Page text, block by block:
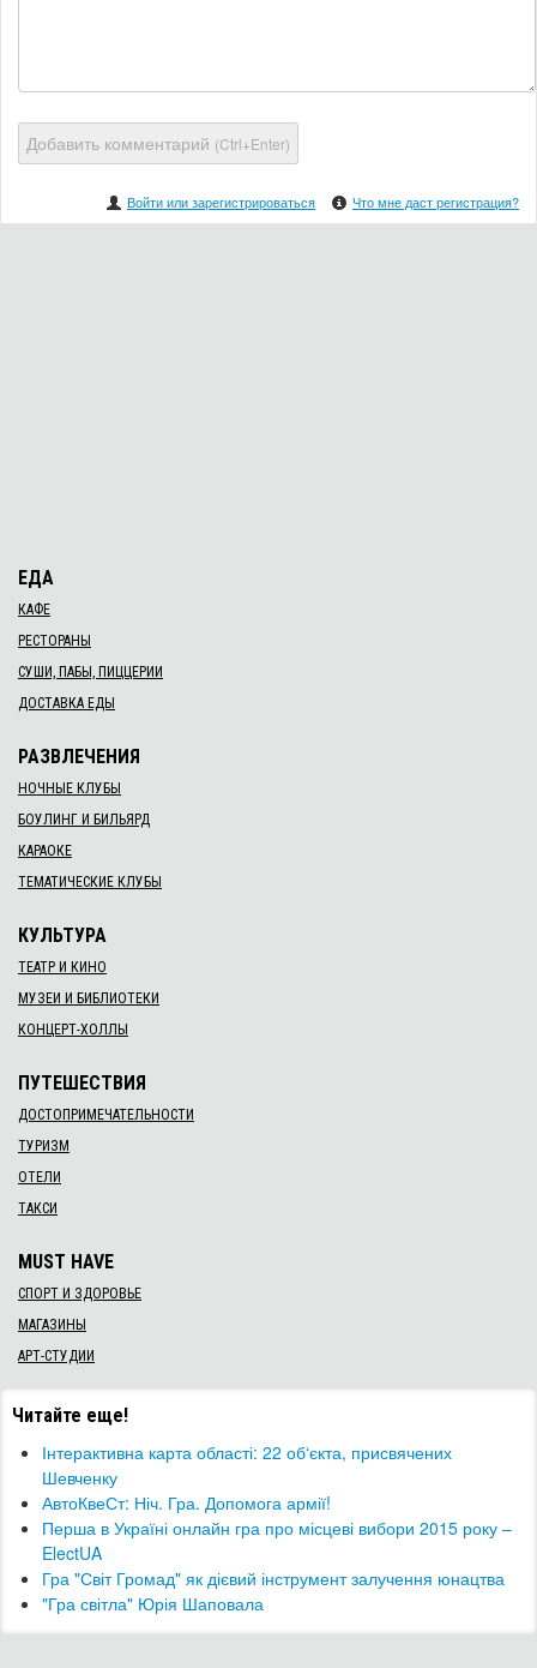
Добавить комментарий (Ctrl+Enter)
Войти или зарегистрироваться Что мне даст регистрация?
ЕДА
КАФЕ
РЕСТОРАНЫ
СУШИ, ПАБЫ, ПИЦЦЕРИИ
ДОСТАВКА ЕДЫ
РАЗВЛЕЧЕНИЯ
НОЧНЫЕ КЛУБЫ
БОУЛИНГ И БИЛЬЯРД
КАРАОКЕ
ТЕМАТИЧЕСКИЕ КЛУБЫ
КУЛЬТУРА
ТЕАТР И КИНО
МУЗЕИ И БИБЛИОТЕКИ
КОНЦЕРТ-ХОЛЛЫ
ПУТЕШЕСТВИЯ
ДОСТОПРИМЕЧАТЕЛЬНОСТИ
ТУРИЗМ
ОТЕЛИ
ТАКСИ
MUST HAVE
СПОРТ И ЗДОРОВЬЕ
МАГАЗИНЫ
АРТ-СТУДИИ
Читайте еще!
Інтерактивна карта області: 22 об‘єкта, присвячених
Шевченку
​АвтоКвеСт: Ніч. Гра. Допомога армії!
Перша в Україні онлайн гра про місцеві вибори 2015 року –
ElectUA
Гра "Світ Громад" як дієвий інструмент залучення юнацтва
"Гра світла" Юрія Шаповала